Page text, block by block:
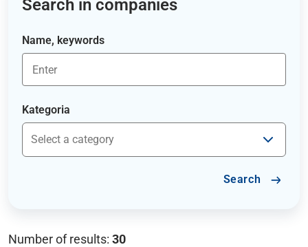
Search in companies
Name, keywords
Kategoria
Search
Number of results: 30